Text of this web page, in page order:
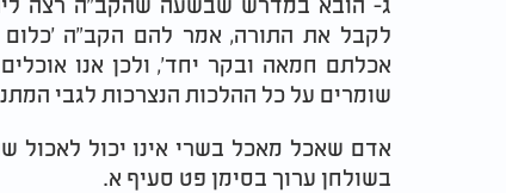
לקבל את התורה, אמר להם הקב"ה 'כלום
אכלתם חמאה ובקר יחד', ולכן אנו
שומרים על כל ההלכות הנצרכות לגבי
אדם שאכל מאכל בשרי אינו יכול
בשולחן ערוך בסימן פט סעיף א.